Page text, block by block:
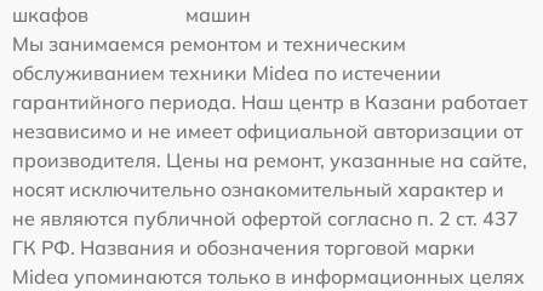
шкафов
машин
Мы занимаемся ремонтом и техническим
обслуживанием техники Midea по истечении
гарантийного периода. Наш центр в Казани работает
независимо и не имеет официальной авторизации от
производителя. Цены на ремонт, указанные на сайте,
носят исключительно ознакомительный характер и
не являются публичной офертой согласно п. 2 ст. 437
ГК РФ. Названия и обозначения торговой марки
Midea упоминаются только в информационных целях